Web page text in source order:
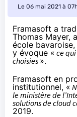
Le 06 mai 2021 à
Framasoft a
Thomas Mayer,
école
y évoque « ce
choisies ».
Framasoft en
institutionnel, «
le ministère de
solutions de cloud
2019.